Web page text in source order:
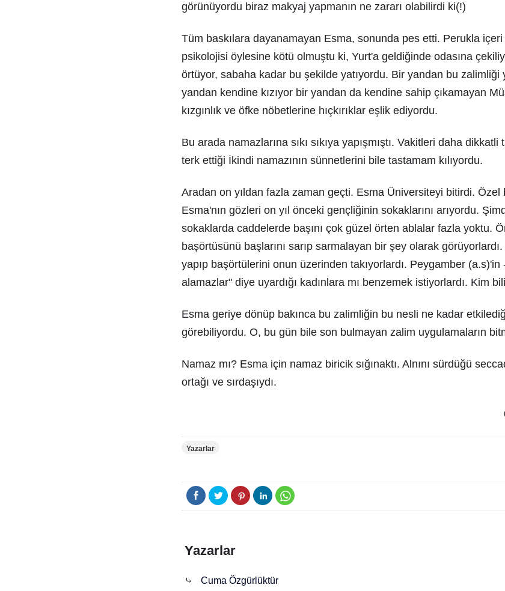
görünüyordu biraz makyaj yapmanın ne zararı olabilirdi ki(!)
Tüm baskılara dayanamayan Esma, sonunda pes etti. Perukla
psikolojisi öylesine kötü olmuştu ki, Yurt'a geldiğinde odasına
örtüyor, sabaha kadar bu şekilde yatıyordu. Bir yandan bu zalimliği
yandan kendine kızıyor bir yandan da kendine sahip çıkamayan
kızgınlık ve öfke nöbetlerine hıçkırıklar eşlik ediyordu.
Bu arada namazlarına sıkı sıkıya yapışmıştı. Vakitleri daha
terk ettiği İkindi namazının sünnetlerini bile tastamam kılıyordu.
Aradan on yıldan fazla zaman geçti. Esma Üniversiteyi bitirdi. Özel
Esma'nın gözleri on yıl önceki gençliğinin sokaklarını arıyordu.
sokaklarda caddelerde başını çok güzel örten ablalar fazla yoktu.
başörtüsünü başlarını sarıp sarmalayan bir şey olarak görüyorlardı.
yapıp başörtülerini onun üzerinden takıyorlardı. Peygamber
alamazlar" diye uyardığı kadınlara mı benzemek istiyorlardı. Kim
Esma geriye dönüp bakınca bu zalimliğin bu nesli ne kadar
görebiliyordu. O, bu gün bile son bulmayan zalim uygulamaların
Namaz mı? Esma için namaz biricik sığınaktı. Alnını sürdüğü
ortağı ve sırdaşıydı.
Yazarlar
Yazarlar
⤷
Cuma Özgürlüktür